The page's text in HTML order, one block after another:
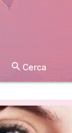
Cerca